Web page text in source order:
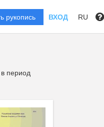
рукопись ВХОД RU
период